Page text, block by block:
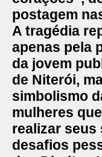
postagem
A tragédia
apenas pela
da jovem
de Niterói,
simbolismo
mulheres
realizar seus
desafios